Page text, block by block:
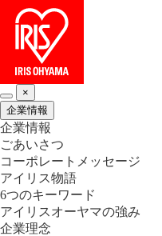
×
企業情報
企業情報
ごあいさつ
コーポレートメッセージ
アイリス物語
6つのキーワード
アイリスオーヤマの強み
企業理念